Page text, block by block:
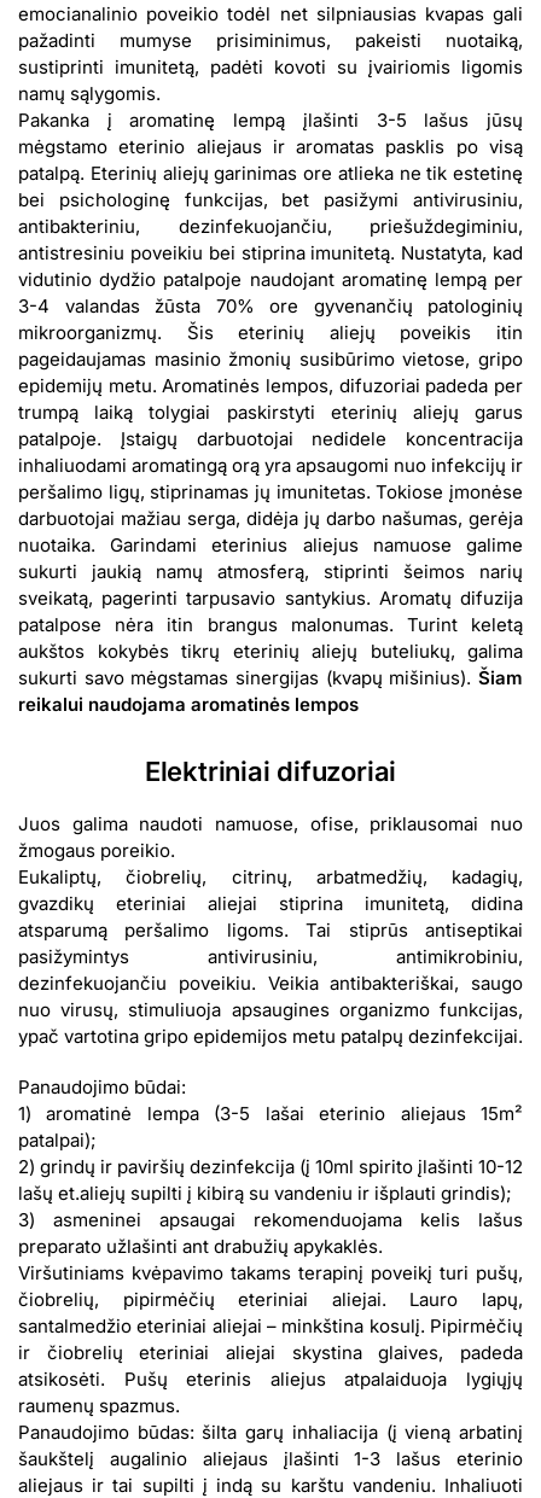
emocianalinio poveikio todėl net silpniausias kvapas gali
pažadinti mumyse prisiminimus, pakeisti nuotaiką,
sustiprinti imunitetą, padėti kovoti su įvairiomis ligomis
namų sąlygomis.
Pakanka į aromatinę lempą įlašinti 3-5 lašus jūsų
mėgstamo eterinio aliejaus ir aromatas pasklis po visą
patalpą. Eterinių aliejų garinimas ore atlieka ne tik estetinę
bei psichologinę funkcijas, bet pasižymi antivirusiniu,
antibakteriniu, dezinfekuojančiu, priešuždegiminiu,
antistresiniu poveikiu bei stiprina imunitetą. Nustatyta, kad
vidutinio dydžio patalpoje naudojant aromatinę lempą per
3-4 valandas žūsta 70% ore gyvenančių patologinių
mikroorganizmų. Šis eterinių aliejų poveikis itin
pageidaujamas masinio žmonių susibūrimo vietose, gripo
epidemijų metu. Aromatinės lempos, difuzoriai padeda per
trumpą laiką tolygiai paskirstyti eterinių aliejų garus
patalpoje. Įstaigų darbuotojai nedidele koncentracija
inhaliuodami aromatingą orą yra apsaugomi nuo infekcijų ir
peršalimo ligų, stiprinamas jų imunitetas. Tokiose įmonėse
darbuotojai mažiau serga, didėja jų darbo našumas, gerėja
nuotaika. Garindami eterinius aliejus namuose galime
sukurti jaukią namų atmosferą, stiprinti šeimos narių
sveikatą, pagerinti tarpusavio santykius. Aromatų difuzija
patalpose nėra itin brangus malonumas. Turint keletą
aukštos kokybės tikrų eterinių aliejų buteliukų, galima
sukurti savo mėgstamas sinergijas (kvapų mišinius). Šiam
reikalui naudojama aromatinės lempos
Elektriniai difuzoriai
Juos galima naudoti namuose, ofise, priklausomai nuo
žmogaus poreikio.
Eukaliptų, čiobrelių, citrinų, arbatmedžių, kadagių,
gvazdikų eteriniai aliejai stiprina imunitetą, didina
atsparumą peršalimo ligoms. Tai stiprūs antiseptikai
pasižymintys antivirusiniu, antimikrobiniu,
dezinfekuojančiu poveikiu. Veikia antibakteriškai, saugo
nuo virusų, stimuliuoja apsaugines organizmo funkcijas,
ypač vartotina gripo epidemijos metu patalpų dezinfekcijai.
Panaudojimo būdai:
1) aromatinė lempa (3-5 lašai eterinio aliejaus 15m²
patalpai);
2) grindų ir paviršių dezinfekcija (į 10ml spirito įlašinti 10-12
lašų et.aliejų supilti į kibirą su vandeniu ir išplauti grindis);
3) asmeninei apsaugai rekomenduojama kelis lašus
preparato užlašinti ant drabužių apykaklės.
Viršutiniams kvėpavimo takams terapinį poveikį turi pušų,
čiobrelių, pipirmėčių eteriniai aliejai. Lauro lapų,
santalmedžio eteriniai aliejai – minkština kosulį. Pipirmėčių
ir čiobrelių eteriniai aliejai skystina glaives, padeda
atsikosėti. Pušų eterinis aliejus atpalaiduoja lygiųjų
raumenų spazmus.
Panaudojimo būdas: šilta garų inhaliacija (į vieną arbatinį
šaukštelį augalinio aliejaus įlašinti 1-3 lašus eterinio
aliejaus ir tai supilti į indą su karštu vandeniu. Inhaliuoti